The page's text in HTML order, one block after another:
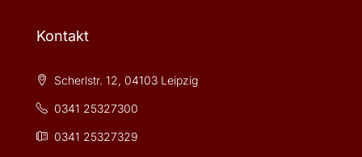
Kontakt
Scherlstr. 12, 04103 Leipzig
0341 25327300
0341 25327329